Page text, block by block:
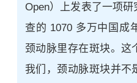
Open）上发表了一项
查的 1070 多万中国成
颈动脉里存在斑块。这
我们，颈动脉斑块并不